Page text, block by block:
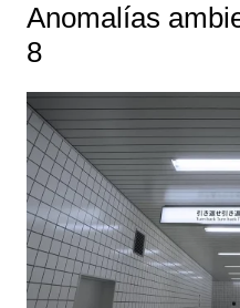
Anomalías
8